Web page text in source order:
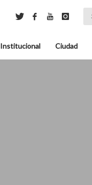
Institucional Ciudad